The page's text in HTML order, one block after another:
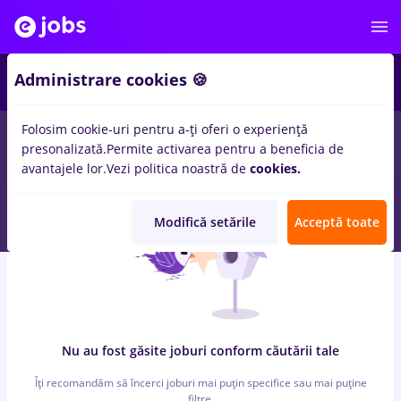
locuri de muncacu salarii faiantar, Full timeinCluj-Napoca
Banci, Medicina / Sanatate
Nu au fost găsite joburi conform căutării tale
Îți recomandăm să încerci joburi mai puțin specifice sau mai puține
Administrare cookies 🍪
Folosim cookie-uri pentru a-ți oferi o experiență
presonalizată.Permite activarea pentru a beneficia de
avantajele lor.Vezi politica noastră de cookies.
Modifică setările Acceptă toate